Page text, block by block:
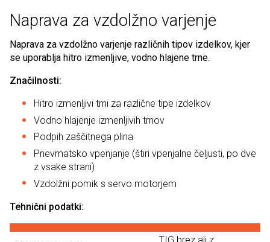
Naprava za vzdolžno varjenje
Naprava za vzdolžno varjenje različnih tipov izdelkov, kjer
se uporablja hitro izmenljive, vodno hlajene trne.
Značilnosti:
Hitro izmenljivi trni za različne tipe izdelkov
Vodno hlajenje izmenljivih trnov
Podpih zaščitnega plina
Pnevmatsko vpenjanje (štiri vpenjalne čeljusti, po dve
z vsake strani)
Vzdolžni pomik s servo motorjem
Tehnični podatki:
TIG brez ali z